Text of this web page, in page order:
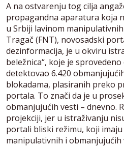
A na ostvarenju tog cilja
propagandna aparatura koja
u Srbiji lavinom
Tragač (FNT), novosadski
dezinformacija, je u okviru
beležnica“, koje je
detektovao 6.420
blokadama, plasiranih preko
portala. To znači da je u
obmanjujućih vesti – dnevno.
projekciji, jer u istraživanju
portali bliski režimu, koji
manipulativnih i obmanjujućih